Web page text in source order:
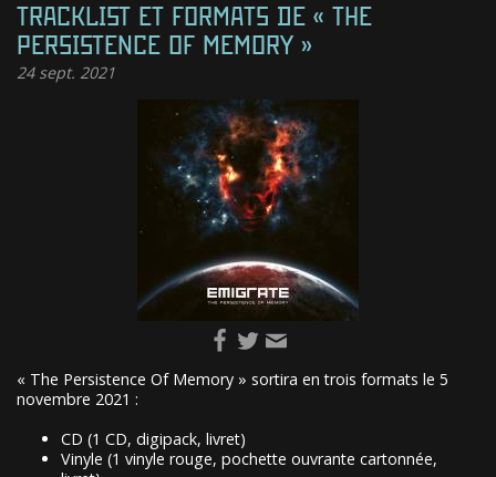
TRACKLIST ET FORMATS DE « THE
PERSISTENCE OF MEMORY »
24sept. 2021
« The Persistence Of Memory » sortira en trois formats le 5
novembre 2021 :
CD (1 CD, digipack, livret)
Vinyle (1 vinyle rouge, pochette ouvrante cartonnée,